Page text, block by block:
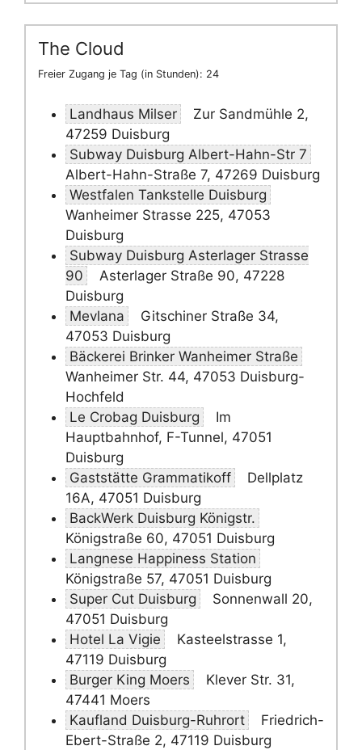
The Cloud
Freier Zugang je Tag (in Stunden): 24
Landhaus Milser
Zur Sandmühle 2,
47259 Duisburg
Subway Duisburg Albert-Hahn-Str 7
Albert-Hahn-Straße 7, 47269 Duisburg
Westfalen Tankstelle Duisburg
Wanheimer Strasse 225, 47053
Duisburg
Subway Duisburg Asterlager Strasse
90
Asterlager Straße 90, 47228
Duisburg
Mevlana
Gitschiner Straße 34,
47053 Duisburg
Bäckerei Brinker Wanheimer Straße
Wanheimer Str. 44, 47053 Duisburg-
Hochfeld
Le Crobag Duisburg
Im
Hauptbahnhof, F-Tunnel, 47051
Duisburg
Gaststätte Grammatikoff
Dellplatz
16A, 47051 Duisburg
BackWerk Duisburg Königstr.
Königstraße 60, 47051 Duisburg
Langnese Happiness Station
Königstraße 57, 47051 Duisburg
Super Cut Duisburg
Sonnenwall 20,
47051 Duisburg
Hotel La Vigie
Kasteelstrasse 1,
47119 Duisburg
Burger King Moers
Klever Str. 31,
47441 Moers
Kaufland Duisburg-Ruhrort
Friedrich-
Ebert-Straße 2, 47119 Duisburg